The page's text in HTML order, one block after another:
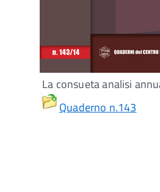
La consueta analisi
Quaderno n.143